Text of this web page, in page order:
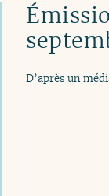
D’après un